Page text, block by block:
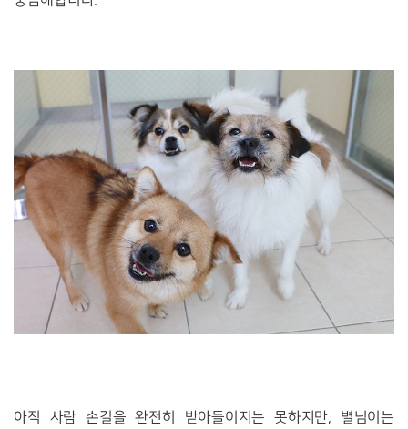
아직 사람 손길을 완전히 받아들이지는 못하지만, 별님이는